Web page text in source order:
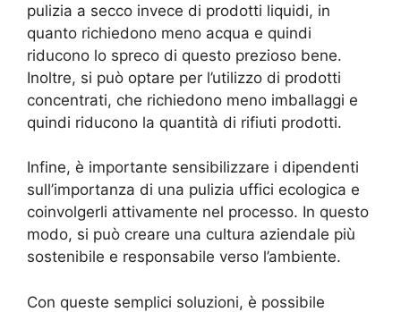
pulizia a secco invece di prodotti liquidi, in
quanto richiedono meno acqua e quindi
riducono lo spreco di questo prezioso bene.
Inoltre, si può optare per l’utilizzo di prodotti
concentrati, che richiedono meno imballaggi e
quindi riducono la quantità di rifiuti prodotti.
Infine, è importante sensibilizzare i dipendenti
sull’importanza di una pulizia uffici ecologica e
coinvolgerli attivamente nel processo. In questo
modo, si può creare una cultura aziendale più
sostenibile e responsabile verso l’ambiente.
Con queste semplici soluzioni, è possibile